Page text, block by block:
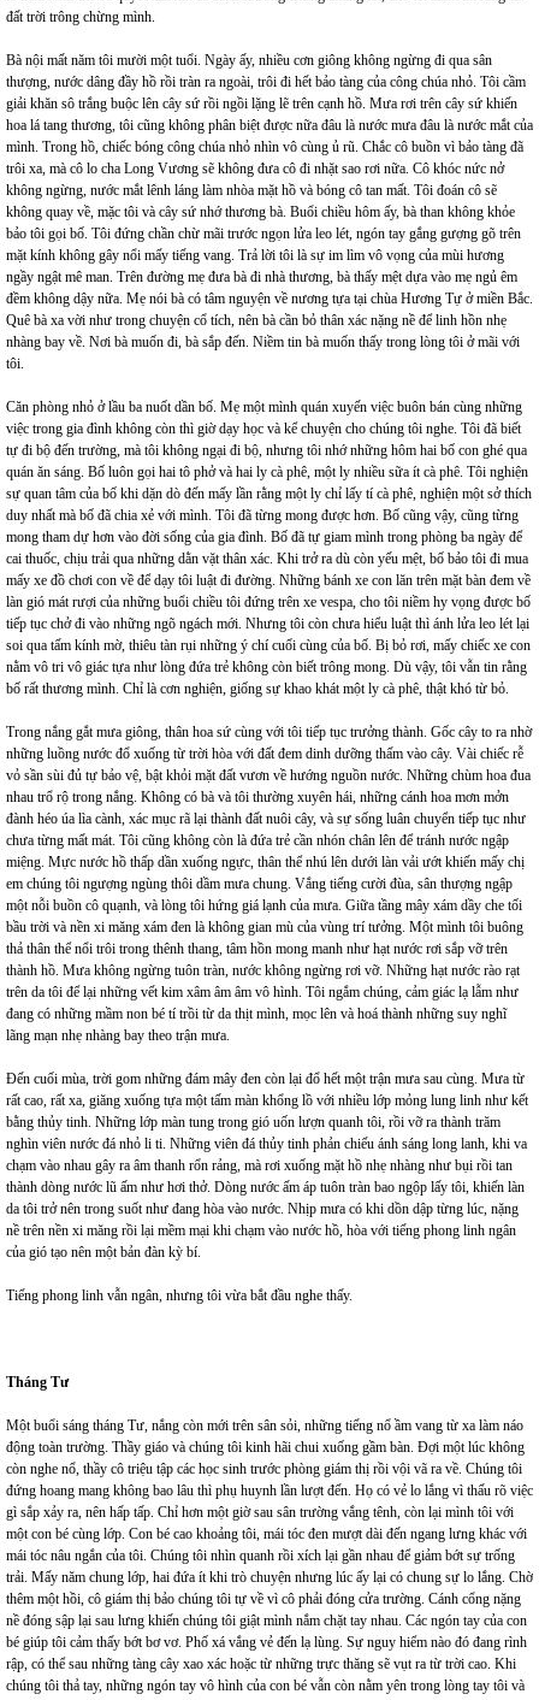
đất trời trông chừng mình.
Bà nội mất năm tôi mười một tuổi. Ngày ấy, nhiều cơn giông không ngừng đi qua sân
thượng, nước dâng đầy hồ rồi tràn ra ngoài, trôi đi hết bảo tàng của công chúa nhỏ. Tôi cầm
giải khăn sô trắng buộc lên cây sứ rồi ngồi lặng lẽ trên cạnh hồ. Mưa rơi trên cây sứ khiến
hoa lá tang thương, tôi cũng không phân biệt được nữa đâu là nước mưa đâu là nước mắt của
mình. Trong hồ, chiếc bóng công chúa nhỏ nhìn vô cùng ủ rũ. Chắc cô buồn vì bảo tàng đã
trôi xa, mà cô lo cha Long Vương sẽ không đưa cô đi nhặt sao rơi nữa. Cô khóc nức nở
không ngừng, nước mắt lênh láng làm nhòa mặt hồ và bóng cô tan mất. Tôi đoán cô sẽ
không quay về, mặc tôi và cây sứ nhớ thương bà. Buổi chiều hôm ấy, bà than không khỏe
bảo tôi gọi bố. Tôi đứng chần chừ mãi trước ngọn lửa leo lét, ngón tay gắng gượng gõ trên
mặt kính không gây nổi mấy tiếng vang. Trả lời tôi là sự im lìm vô vọng của mùi hương
ngầy ngật mê man. Trên đường mẹ đưa bà đi nhà thương, bà thấy mệt dựa vào mẹ ngủ êm
đềm không dậy nữa. Mẹ nói bà có tâm nguyện về nương tựa tại chùa Hương Tự ở miền Bắc.
Quê bà xa vời như trong chuyện cổ tích, nên bà cần bỏ thân xác nặng nề để linh hồn nhẹ
nhàng bay về. Nơi bà muốn đi, bà sắp đến. Niềm tin bà muốn thấy trong lòng tôi ở mãi với
tôi.
Căn phòng nhỏ ở lầu ba nuốt dần bố. Mẹ một mình quán xuyến việc buôn bán cùng những
việc trong gia đình không còn thì giờ dạy học và kể chuyện cho chúng tôi nghe. Tôi đã biết
tự đi bộ đến trường, mà tôi không ngại đi bộ, nhưng tôi nhớ những hôm hai bố con ghé qua
quán ăn sáng. Bố luôn gọi hai tô phở và hai ly cà phê, một ly nhiều sữa ít cà phê. Tôi nghiện
sự quan tâm của bố khi dặn dò đến mấy lần rằng một ly chỉ lấy tí cà phê, nghiện một sở thích
duy nhất mà bố đã chia xẻ với mình. Tôi đã từng mong được hơn. Bố cũng vậy, cũng từng
mong tham dự hơn vào đời sống của gia đình. Bố đã tự giam mình trong phòng ba ngày để
cai thuốc, chịu trải qua những dằn vặt thân xác. Khi trở ra dù còn yếu mệt, bố bảo tôi đi mua
mấy xe đồ chơi con về để dạy tôi luật đi đường. Những bánh xe con lăn trên mặt bàn đem về
làn gió mát rượi của những buổi chiều tôi đứng trên xe vespa, cho tôi niềm hy vọng được bố
tiếp tục chở đi vào những ngõ ngách mới. Nhưng tôi còn chưa hiểu luật thì ánh lửa leo lét lại
soi qua tấm kính mờ, thiêu tàn rụi những ý chí cuối cùng của bố. Bị bỏ rơi, mấy chiếc xe con
nằm vô tri vô giác tựa như lòng đứa trẻ không còn biết trông mong. Dù vậy, tôi vẫn tin rằng
bố rất thương mình. Chỉ là cơn nghiện, giống sự khao khát một ly cà phê, thật khó từ bỏ.
Trong nắng gắt mưa giông, thân hoa sứ cùng với tôi tiếp tục trưởng thành. Gốc cây to ra nhờ
những luồng nước đổ xuống từ trời hòa với đất đem dinh dưỡng thấm vào cây. Vài chiếc rễ
vỏ sần sùi đủ tự bảo vệ, bật khỏi mặt đất vươn về hướng nguồn nước. Những chùm hoa đua
nhau trổ rộ trong nắng. Không có bà và tôi thường xuyên hái, những cánh hoa mơn mởn
đành héo úa lìa cành, xác mục rã lại thành đất nuôi cây, và sự sống luân chuyển tiếp tục như
chưa từng mất mát. Tôi cũng không còn là đứa trẻ cần nhón chân lên để tránh nước ngập
miệng. Mực nước hồ thấp dần xuống ngực, thân thể nhú lên dưới làn vải ướt khiến mấy chị
em chúng tôi ngượng ngùng thôi dầm mưa chung. Vắng tiếng cười đùa, sân thượng ngập
một nỗi buồn cô quạnh, và lòng tôi hứng giá lạnh của mưa. Giữa tầng mây xám dầy che tối
bầu trời và nền xi măng xám đen là không gian mù của vùng trí tưởng. Một mình tôi buông
thả thân thể nổi trôi trong thênh thang, tâm hồn mong manh như hạt nước rơi sắp vỡ trên
thành hồ. Mưa không ngừng tuôn tràn, nước không ngừng rơi vỡ. Những hạt nước rào rạt
trên da tôi để lại những vết kim xâm âm âm vô hình. Tôi ngắm chúng, cảm giác lạ lẫm như
đang có những mầm non bé tí trồi từ da thịt mình, mọc lên và hoá thành những suy nghĩ
lãng mạn nhẹ nhàng bay theo trận mưa.
Đến cuối mùa, trời gom những đám mây đen còn lại đổ hết một trận mưa sau cùng. Mưa từ
rất cao, rất xa, giăng xuống tựa một tấm màn khổng lồ với nhiều lớp mỏng lung linh như kết
bằng thủy tinh. Những lớp màn tung trong gió uốn lượn quanh tôi, rồi vỡ ra thành trăm
nghìn viên nước đá nhỏ li ti. Những viên đá thủy tinh phản chiếu ánh sáng long lanh, khi va
chạm vào nhau gây ra âm thanh rổn rảng, mà rơi xuống mặt hồ nhẹ nhàng như bụi rồi tan
thành dòng nước lũ ấm như hơi thở. Dòng nước ấm áp tuôn tràn bao ngộp lấy tôi, khiến làn
da tôi trở nên trong suốt như đang hòa vào nước. Nhịp mưa có khi dồn dập từng lúc, nặng
nề trên nền xi măng rồi lại mềm mại khi chạm vào nước hồ, hòa với tiếng phong linh ngân
của gió tạo nên một bản đàn kỳ bí.
Tiếng phong linh vẫn ngân, nhưng tôi vừa bắt đầu nghe thấy.
Tháng Tư
Một buổi sáng tháng Tư, nắng còn mới trên sân sỏi, những tiếng nổ ầm vang từ xa làm náo
động toàn trường. Thầy giáo và chúng tôi kinh hãi chui xuống gầm bàn. Đợi một lúc không
còn nghe nổ, thầy cô triệu tập các học sinh trước phòng giám thị rồi vội vã ra về. Chúng tôi
đứng hoang mang không bao lâu thì phụ huynh lần lượt đến. Họ có vẻ lo lắng vì thấu rõ việc
gì sắp xảy ra, nên hấp tấp. Chỉ hơn một giờ sau sân trường vắng tênh, còn lại mình tôi với
một con bé cùng lớp. Con bé cao khoảng tôi, mái tóc đen mượt dài đến ngang lưng khác với
mái tóc nâu ngắn của tôi. Chúng tôi nhìn quanh rồi xích lại gần nhau để giảm bớt sự trống
trải. Mấy năm chung lớp, hai đứa ít khi trò chuyện nhưng lúc ấy lại có chung sự lo lắng. Chờ
thêm một hồi, cô giám thị bảo chúng tôi tự về vì cô phải đóng cửa trường. Cánh cổng nặng
nề đóng sập lại sau lưng khiến chúng tôi giật mình nắm chặt tay nhau. Các ngón tay của con
bé giúp tôi cảm thấy bớt bơ vơ. Phố xá vắng vẻ đến lạ lùng. Sự nguy hiểm nào đó đang rình
rập, có thể sau những tàng cây xao xác hoặc từ những trực thăng sẽ vụt ra từ trời cao. Khi
chúng tôi thả tay, những ngón tay vô hình của con bé vẫn còn nằm yên trong lòng tay tôi và